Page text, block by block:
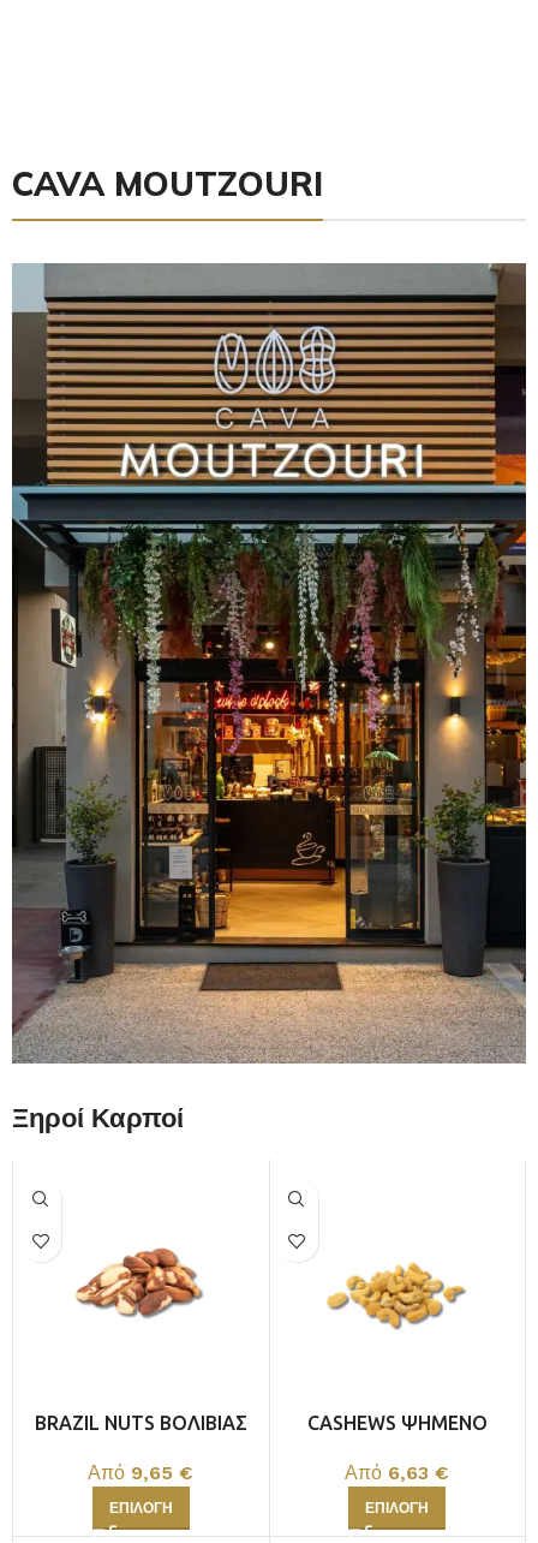
CAVA MOUTZOURI
Η Εταιρεία
Ξηροί Καρποί
BRAZIL NUTS ΒΟΛΙΒΙΑΣ
Από 9,65€
ΕΠΙΛΟΓΉ
CASHEWS ΨΗΜΕΝΟ
Από 6,63€
ΕΠΙΛΟΓΉ